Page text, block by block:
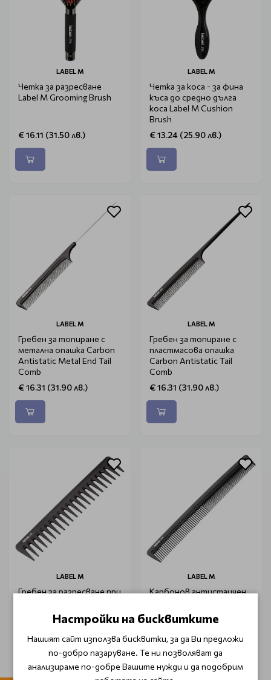
LABEL M
Четка за разресване
Label M Grooming Brush
€ 16.11 (31.50 лв.)
LABEL M
Четка за коса - за фина
къса до средно дълга
коса Label M Cushion
Brush
€ 13.24 (25.90 лв.)
LABEL M
Гребен за топиране с
метална опашка Carbon
Antistatic Metal End Tail
Comb
€ 16.31 (31.90 лв.)
LABEL M
Гребен за топиране с
пластмасова опашка
Carbon Antistatic Tail
Comb
€ 16.31 (31.90 лв.)
LABEL M
Гребен за разресване при
Antistatic Detangling
€ 16.31 (31.90 лв.)
LABEL M
Карбонов антистаичен
голям Carbon Antistatic
Cutting Comb Large
€ 19.38 (37.90 лв.)
Настройки на бисквитките
Нашият сайт използва бисквитки, за да Ви предложи
по-добро пазаруване. Те ни позволяват да
анализираме по-добре Вашите нужди и да подобрим